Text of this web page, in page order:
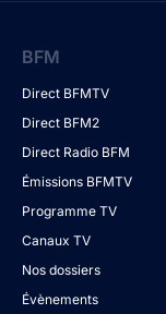
BFM
Direct BFMTV
Direct BFM2
Direct Radio BFM
Émissions BFMTV
Programme TV
Canaux TV
Nos dossiers
Évènements